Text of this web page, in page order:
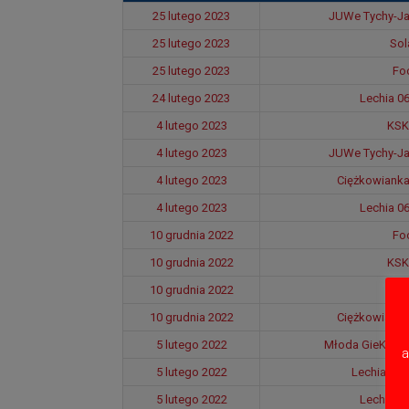
25 lutego 2023 JUWe Tychy-
25 lutego 2023
25 lutego 2023
24 lutego 2023
Lechia
4 lutego 2023
4 lutego 2023
JUWe Tychy-
4 lutego 2023
4 lutego 2023
Lechia
10 grudnia 2022
10 grudnia 2022
10 grudnia 2022
10 grudnia 2022
5 lutego 2022
Młoda GieKSa
5 lutego 2022
Lechia 06
5 lutego 2022
Lechia